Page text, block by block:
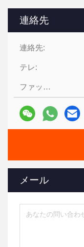
連絡先
連絡先:
テレ:
ファックス:
メール